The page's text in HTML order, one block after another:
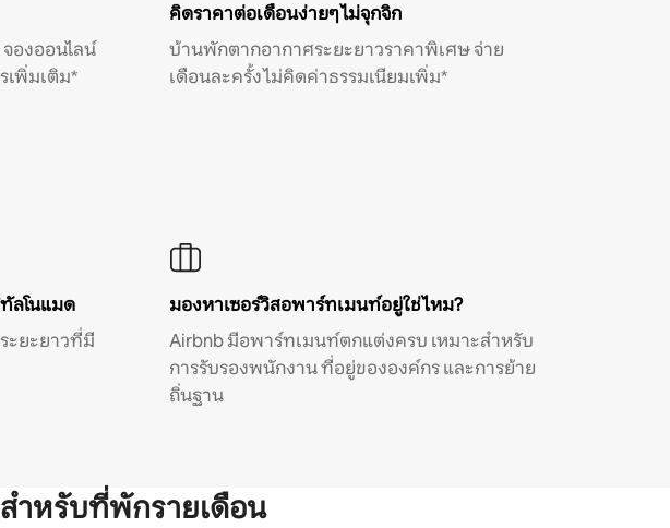
จองออนไลน์
เพิ่มเติม*
คิดราคาต่อเดือนง่ายๆ ไม่จุกจิก
บ้านพักตากอากาศระยะยาวราคาพิเศษ จ่าย
เดือนละครั้ง ไม่คิดค่าธรรมเนียมเพิ่ม*
ลโนแมด
ะยะยาวที่มี
มองหาเซอร์วิสอพาร์ทเมนท์อยู่ใช่ไหม?
Airbnb มีอพาร์ทเมนท์ตกแต่งครบ เหมาะสำหรับ
การรับรองพนักงาน ที่อยู่ขององค์กร และการย้าย
ถิ่นฐาน
ำหรับที่พักรายเดือน